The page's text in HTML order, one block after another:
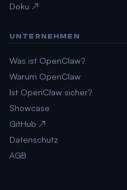
Doku ↗
UNTERNEHMEN
Was ist OpenClaw?
Warum OpenClaw
Ist OpenClaw sicher?
Showcase
GitHub ↗
Datenschutz
AGB